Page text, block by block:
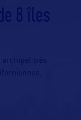
8 îles
archipel très